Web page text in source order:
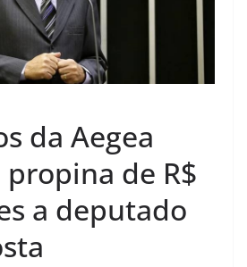
da Aegea
de R$
a deputado